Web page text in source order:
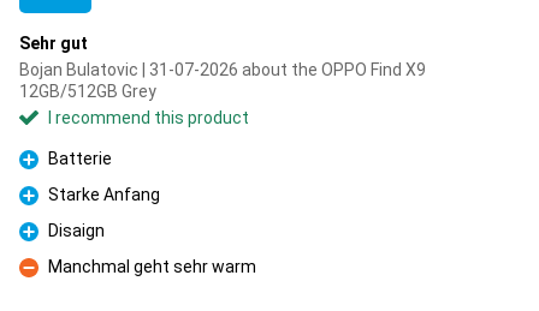
Sehr gut
Bojan Bulatovic | 31-07-2026 about the OPPO Find X9
12GB/512GB Grey
I recommend this product
Pro
Batterie
Pro
Starke Anfang
Pro
Disaign
Con
Manchmal geht sehr warm